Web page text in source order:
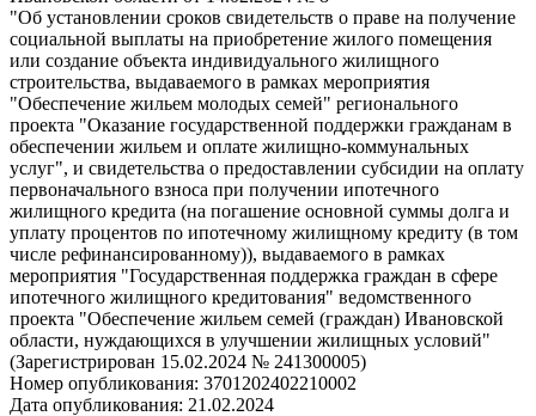
"Об установлении сроков свидетельств о праве на получение
социальной выплаты на приобретение жилого помещения
или создание объекта индивидуального жилищного
строительства, выдаваемого в рамках мероприятия
"Обеспечение жильем молодых семей" регионального
проекта "Оказание государственной поддержки гражданам в
обеспечении жильем и оплате жилищно-коммунальных
услуг", и свидетельства о предоставлении субсидии на оплату
первоначального взноса при получении ипотечного
жилищного кредита (на погашение основной суммы долга и
уплату процентов по ипотечному жилищному кредиту (в том
числе рефинансированному)), выдаваемого в рамках
мероприятия "Государственная поддержка граждан в сфере
ипотечного жилищного кредитования" ведомственного
проекта "Обеспечение жильем семей (граждан) Ивановской
области, нуждающихся в улучшении жилищных условий"
(Зарегистрирован 15.02.2024 № 241300005)
Номер опубликования: 3701202402210002
Дата опубликования: 21.02.2024